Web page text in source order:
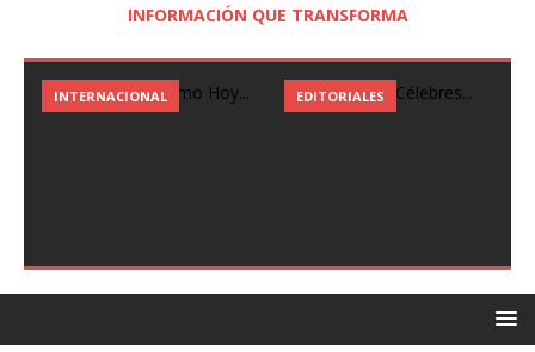
INFORMACIÓN QUE TRANSFORMA
EDITORIALES NACIONAL